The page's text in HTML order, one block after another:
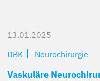
13.01.2025
DBK
Neurochirurgie
Vaskuläre